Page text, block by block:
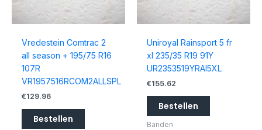
Vredestein Comtrac 2
all season + 195/75 R16
107R
VR1957516RCOM2ALLSPL
€129.96
Bestellen
Uniroyal Rainsport 5 fr
xl 235/35 R19 91Y
UR2353519YRAI5XL
€155.62
Bestellen
Banden